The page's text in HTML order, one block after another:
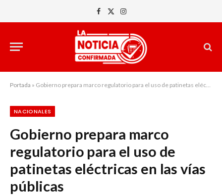
Facebook
X
Instagram
Portada » Gobierno prepara marco regulatorio para el uso de patinetas eléctricas en las vías públicas
NACIONALES
Gobierno prepara marco
regulatorio para el uso de
patinetas eléctricas en las vías
públicas